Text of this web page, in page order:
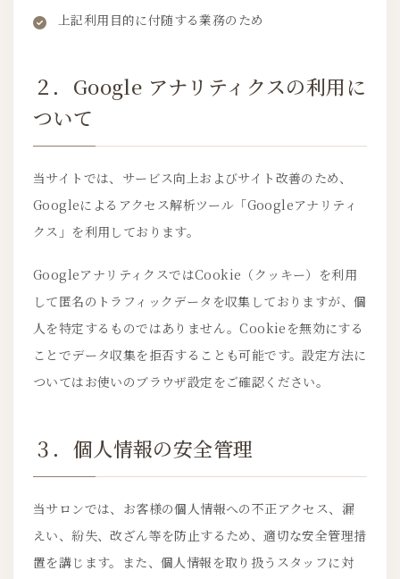
上記利用目的に付随する業務のため
２．Google アナリティクスの利用に
ついて
当サイトでは、サービス向上およびサイト改善のため、
Googleによるアクセス解析ツール「Googleアナリティ
クス」を利用しております。
GoogleアナリティクスではCookie（クッキー）を利用
して匿名のトラフィックデータを収集しておりますが、個
人を特定するものではありません。Cookieを無効にする
ことでデータ収集を拒否することも可能です。設定方法に
ついてはお使いのブラウザ設定をご確認ください。
３．個人情報の安全管理
当サロンでは、お客様の個人情報への不正アクセス、漏
えい、紛失、改ざん等を防止するため、適切な安全管理措
置を講じます。また、個人情報を取り扱うスタッフに対